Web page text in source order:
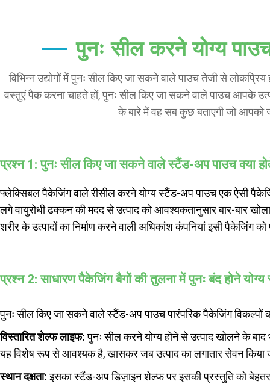
पुनः सील करने योग्य
विभिन्न उद्योगों में पुनः सील किए जा सकने वाले पाउच तेजी से
वस्तुएं पैक करना चाहते हों, पुनः सील किए जा सकने वाले पाउच आपके
के बारे में वह सब कुछ बताएगी जो आपको
प्रश्न 1: पुनः सील किए जा सकने वाले स्टैंड-अप पाउच क्या
फ्लेक्सिबल पैकेजिंग वाले रीसील करने योग्य स्टैंड-अप पाउच एक ऐसी
लगे वायुरोधी ढक्कन की मदद से उत्पाद को आवश्यकतानुसार बार-बार
शरीर के उत्पादों का निर्माण करने वाली अधिकांश कंपनियां इसी पैकेजिंग
प्रश्न 2: साधारण पैकेजिंग बैगों की तुलना में पुनः बंद होने
पुनः सील किए जा सकने वाले स्टैंड-अप पाउच पारंपरिक पैकेजिंग विकल्पों
विस्तारित शेल्फ लाइफ:पुनः सील करने योग्य होने से उत्पाद खोलने के बाद
यह विशेष रूप से आवश्यक है, खासकर जब उत्पाद का लगातार सेवन किया
स्थान दक्षता:इसका स्टैंड-अप डिज़ाइन शेल्फ पर इसकी प्रस्तुति को